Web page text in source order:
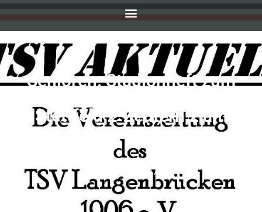
Senioren: Stadionheft zum
Stettfeld 2-Zeutern 2 am
27.05.2023
MAI 30, 2023
SIMONE KEILBACH